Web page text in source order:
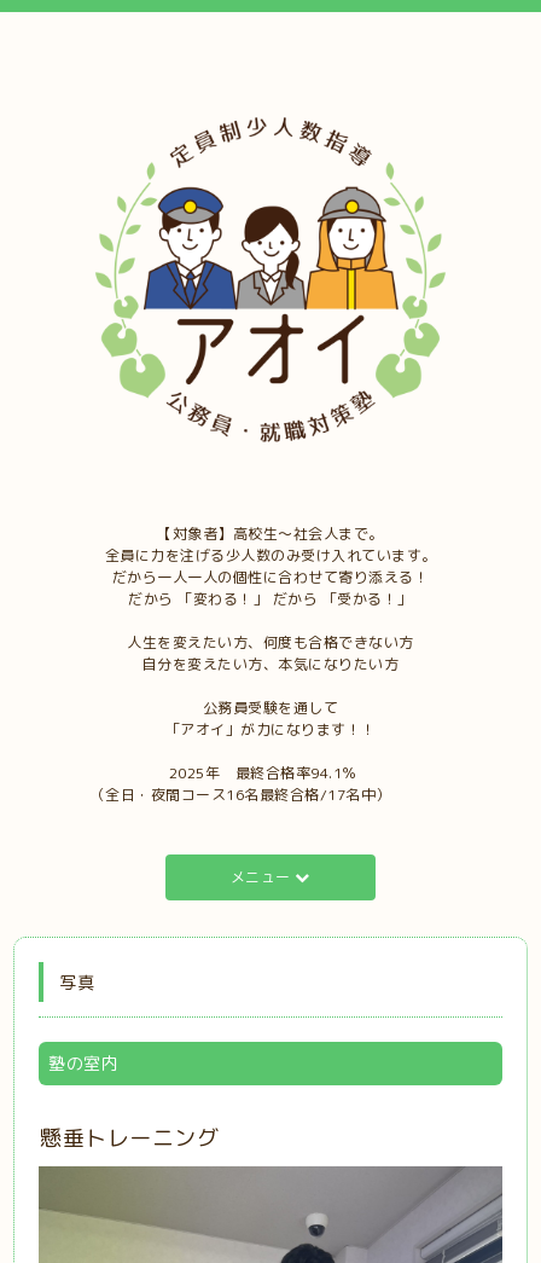
【対象者】高校生～社会人まで。
全員に力を注げる少人数のみ受け入れています。
だから一人一人の個性に合わせて寄り添える！
だから 「変わる！」 だから 「受かる！」
人生を変えたい方、何度も合格できない方
自分を変えたい方、本気になりたい方
公務員受験を通して
「アオイ」が力になります！！
2025年 最終合格率94.1％
（全日・夜間コース16名最終合格/17名中）
メニュー
写真
塾の室内
懸垂トレーニング